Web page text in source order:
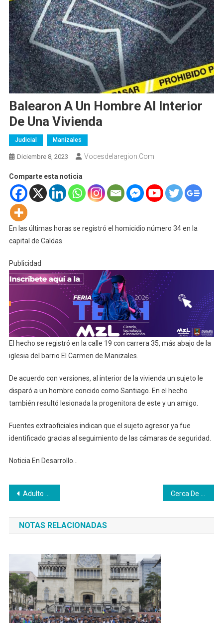
Balearon A Un Hombre Al Interior
De Una Vivienda
Judicial Manizales
Diciembre 8, 2023 Vocesdelaregion.com
Comparte esta noticia
En las últimas horas se registró el homicidio número 34 en la
capital de Caldas.
Publicidad
El hecho se registró en la calle 19 con carrera 35, más abajo de la
iglesia del barrio El Carmen de Manizales.
De acuerdo con versiones, al interior de la vivienda un sujeto le
disparó a un hombre concido como Santiago. En el hecho
también resultó lesionada la progenitora de este y un amigo.
Fuentes extraoficiales indican que el sujeto agresor ya fue
identificado gracias al seguimiento de las cámaras de seguridad.
Noticia En Desarrollo…
Navegación
de
entradas
Adulto mayor habría sido asesinado
NOTAS RELACIONADAS